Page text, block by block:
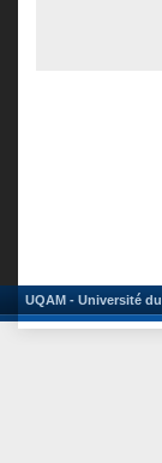
UQAM - Université